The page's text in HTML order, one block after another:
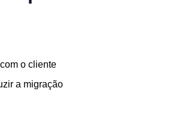
o cliente
a migração